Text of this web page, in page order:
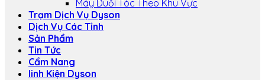
Máy Duỗi Tóc Theo Khu Vực
Trạm Dịch Vụ Dyson
Dịch Vụ Các Tỉnh
Sản Phẩm
Tin Tức
Cẩm Nang
linh Kiện Dyson